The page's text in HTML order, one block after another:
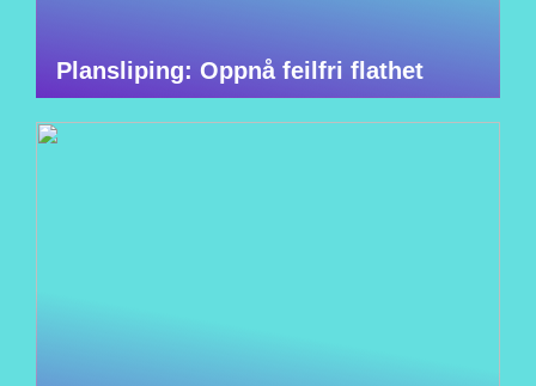
Plansliping: Oppnå feilfri flathet